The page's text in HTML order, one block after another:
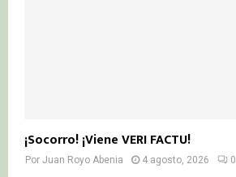
¡Socorro! ¡Viene VERI FACTU!
Por Juan Royo Abenia 4 agosto, 2026 0